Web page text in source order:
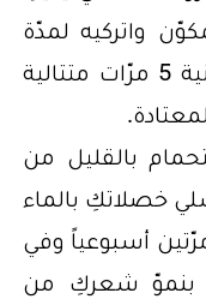
واتركيه لمدّة
15 دقيقة. كرّري الخطوة الثانية 5 مرّات متتالية
بالقليل من
ثمّ اغسلي خصلاتكِ بالماء
أسبوعياً وفي
شعركِ من